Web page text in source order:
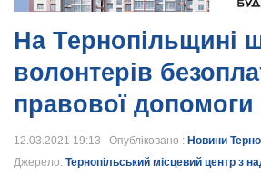
На Тернопільщині
волонтерів
правової допомоги
12.03.2021 19:13 Опубліковано : Новини
Джерело: Тернопільський місцевий центр з